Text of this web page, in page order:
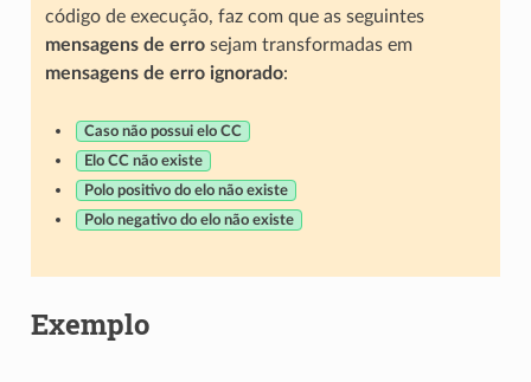
código de execução, faz com que as seguintes
mensagens de errosejam transformadas em
mensagens de erro ignorado:
Caso não possui elo CC
Elo CC não existe
Polo positivo do elo não existe
Polo negativo do elo não existe
Exemplo